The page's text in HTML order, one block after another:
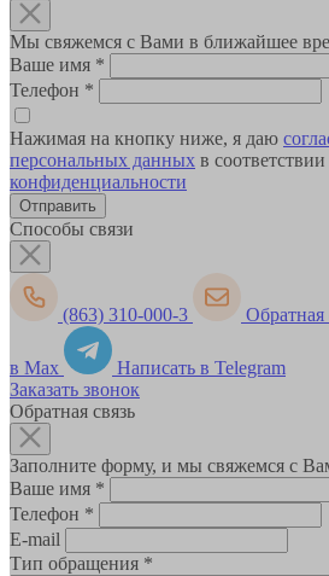
Мы свяжемся с Вами в ближайшее
Ваше имя *
Телефон *
Нажимая на кнопку ниже, я даю
персональных данных в соответствии
конфиденциальности
Способы связи
(863) 310-000-3 Обратная
в Max
Написать в Telegram
Заказать звонок
Обратная связь
Заполните форму, и мы свяжемся с
Ваше имя *
Телефон *
E-mail
Тип обращения *